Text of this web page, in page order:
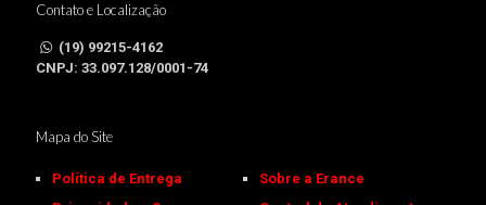
Contato e Localização
(19) 99215-4162
CNPJ: 33.097.128/0001-74
Mapa do Site
Política de Entrega
Sobre a Erance